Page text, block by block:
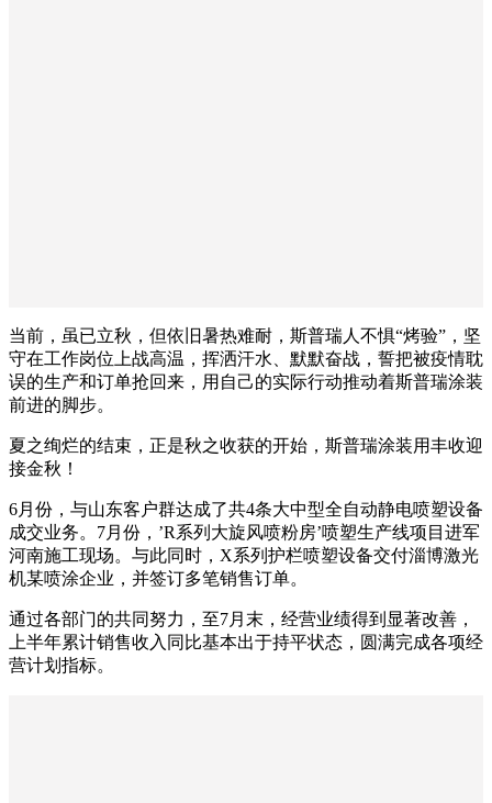
当前，虽已立秋，但依旧暑热难耐，斯普瑞人不惧“烤验”，坚
守在工作岗位上战高温，挥洒汗水、默默奋战，誓把被疫情耽
误的生产和订单抢回来，用自己的实际行动推动着斯普瑞涂装
前进的脚步。
夏之绚烂的结束，正是秋之收获的开始，斯普瑞涂装用丰收迎
接金秋！
6月份，与山东客户群达成了共4条大中型全自动静电喷塑设备
成交业务。7月份，’R系列大旋风喷粉房’喷塑生产线项目进军
河南施工现场。与此同时，X系列护栏喷塑设备交付淄博激光
机某喷涂企业，并签订多笔销售订单。
通过各部门的共同努力，至7月末，经营业绩得到显著改善，
上半年累计销售收入同比基本出于持平状态，圆满完成各项经
营计划指标。